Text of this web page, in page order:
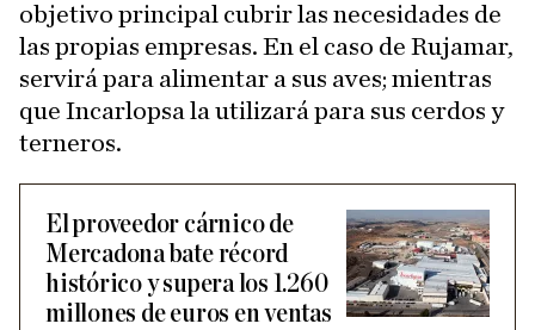
objetivo principal cubrir las necesidades de
las propias empresas. En el caso de Rujamar,
servirá para alimentar a sus aves; mientras
que Incarlopsa la utilizará para sus cerdos y
terneros.
El proveedor cárnico de
Mercadona bate récord
histórico y supera los 1.260
millones de euros en ventas